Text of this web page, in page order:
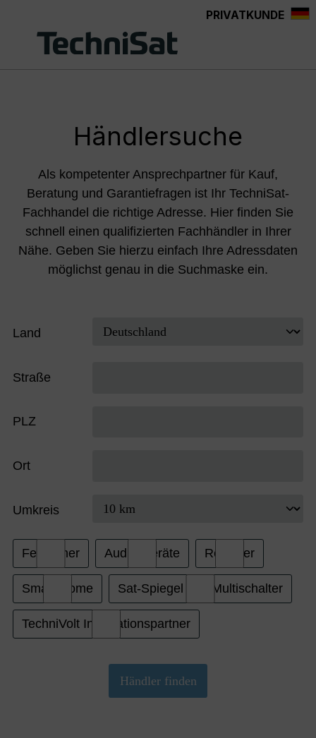
PRIVATKUNDE
Händlersuche
Als kompetenter Ansprechpartner für Kauf,
Beratung und Garantiefragen ist Ihr TechniSat-
Fachhandel die richtige Adresse. Hier finden Sie
schnell einen qualifizierten Fachhändler in Ihrer
Nähe. Geben Sie hierzu einfach Ihre Adressdaten
möglichst genau in die Suchmaske ein.
Land
Straße
PLZ
Ort
Umkreis
Fernseher Audio-Geräte Receiver
Smart Home Sat-Spiegel und Multischalter
TechniVolt Installationspartner